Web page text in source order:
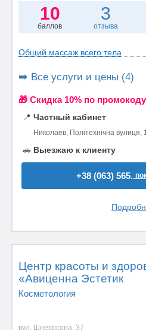
10
баллов
3
отзыва
Общий массаж всего тела
➡️ Все услуги и цены (4)
🎁 Cкидка 10% по
📍 Частный кабинет
Николаев, Політехнічна
🚗 Выезжаю к клиенту
+38 (063) 565..
Центр красоты и
«Авиценна Эстетик
Косметология
вул. Шнеєрсона, 37